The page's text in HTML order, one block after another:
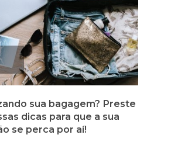
sua bagagem? Preste
dicas para que a sua
se perca por aí!